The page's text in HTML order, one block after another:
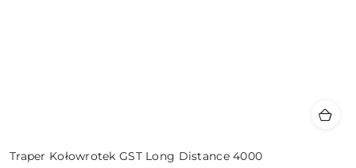
Traper Kołowrotek GST Long Distance 4000